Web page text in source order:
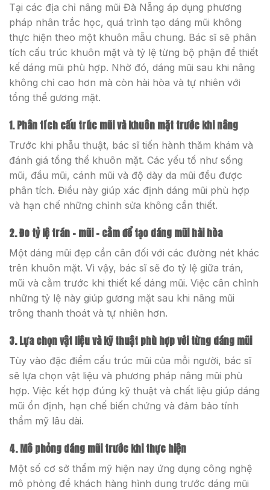
Tại các địa chỉ nâng mũi Đà Nẵng áp dụng phương
pháp nhân trắc học, quá trình tạo dáng mũi không
thực hiện theo một khuôn mẫu chung. Bác sĩ sẽ phân
tích cấu trúc khuôn mặt và tỷ lệ từng bộ phận để thiết
kế dáng mũi phù hợp. Nhờ đó, dáng mũi sau khi nâng
không chỉ cao hơn mà còn hài hòa và tự nhiên với
tổng thể gương mặt.
1. Phân tích cấu trúc mũi và khuôn mặt trước khi nâng
Trước khi phẫu thuật, bác sĩ tiến hành thăm khám và
đánh giá tổng thể khuôn mặt. Các yếu tố như sống
mũi, đầu mũi, cánh mũi và độ dày da mũi đều được
phân tích. Điều này giúp xác định dáng mũi phù hợp
và hạn chế những chỉnh sửa không cần thiết.
2. Đo tỷ lệ trán – mũi – cằm để tạo dáng mũi hài hòa
Một dáng mũi đẹp cần cân đối với các đường nét khác
trên khuôn mặt. Vì vậy, bác sĩ sẽ đo tỷ lệ giữa trán,
mũi và cằm trước khi thiết kế dáng mũi. Việc cân chỉnh
những tỷ lệ này giúp gương mặt sau khi nâng mũi
trông thanh thoát và tự nhiên hơn.
3. Lựa chọn vật liệu và kỹ thuật phù hợp với từng dáng mũi
Tùy vào đặc điểm cấu trúc mũi của mỗi người, bác sĩ
sẽ lựa chọn vật liệu và phương pháp nâng mũi phù
hợp. Việc kết hợp đúng kỹ thuật và chất liệu giúp dáng
mũi ổn định, hạn chế biến chứng và đảm bảo tính
thẩm mỹ lâu dài.
4. Mô phỏng dáng mũi trước khi thực hiện
Một số cơ sở thẩm mỹ hiện nay ứng dụng công nghệ
mô phỏng để khách hàng hình dung trước dáng mũi